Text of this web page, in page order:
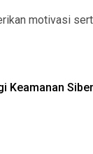
motivasi
Keamanan Siber